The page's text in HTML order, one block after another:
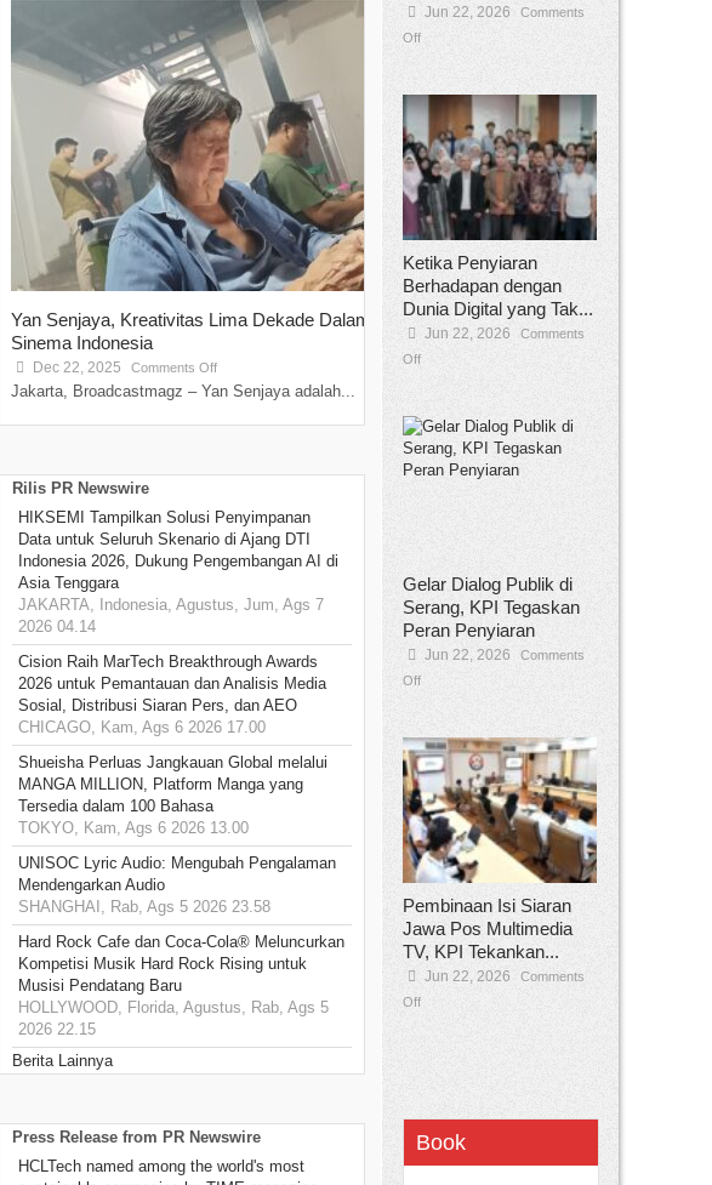
Yan Senjaya, Kreativitas Lima Dekade Dalam
Sinema Indonesia
Dec 22, 2025 Comments Off
Jakarta, Broadcastmagz – Yan Senjaya adalah...
Tamee Irelly Menjadi Juri Open
Film Terbaru...
talenta...
Rilis PR Newswire
HIKSEMI Tampilkan Solusi Penyimpanan
Data untuk Seluruh Skenario di Ajang DTI
Indonesia 2026, Dukung Pengembangan AI di
Asia Tenggara
JAKARTA, Indonesia, Agustus, Jum, Ags 7
2026 04.14
Cision Raih MarTech Breakthrough Awards
2026 untuk Pemantauan dan Analisis Media
Sosial, Distribusi Siaran Pers, dan AEO
CHICAGO, Kam, Ags 6 2026 17.00
Shueisha Perluas Jangkauan Global melalui
MANGA MILLION, Platform Manga yang
Tersedia dalam 100 Bahasa
TOKYO, Kam, Ags 6 2026 13.00
UNISOC Lyric Audio: Mengubah Pengalaman
Mendengarkan Audio
SHANGHAI, Rab, Ags 5 2026 23.58
Hard Rock Cafe dan Coca-Cola® Meluncurkan
Kompetisi Musik Hard Rock Rising untuk
Musisi Pendatang Baru
HOLLYWOOD, Florida, Agustus, Rab, Ags 5
2026 22.15
Berita Lainnya
Press Release from PR Newswire
HCLTech named among the world's most
Jun 22, 2026
Comments
Off
Ketika Penyiaran
Berhadapan dengan
Dunia Digital yang Tak...
Jun 22, 2026
Comments
Off
Gelar Dialog Publik di
Serang, KPI Tegaskan
Peran Penyiaran
Jun 22, 2026
Comments
Off
Pembinaan Isi Siaran
Jawa Pos Multimedia
TV, KPI Tekankan...
Jun 22, 2026
Comments
Off
Book